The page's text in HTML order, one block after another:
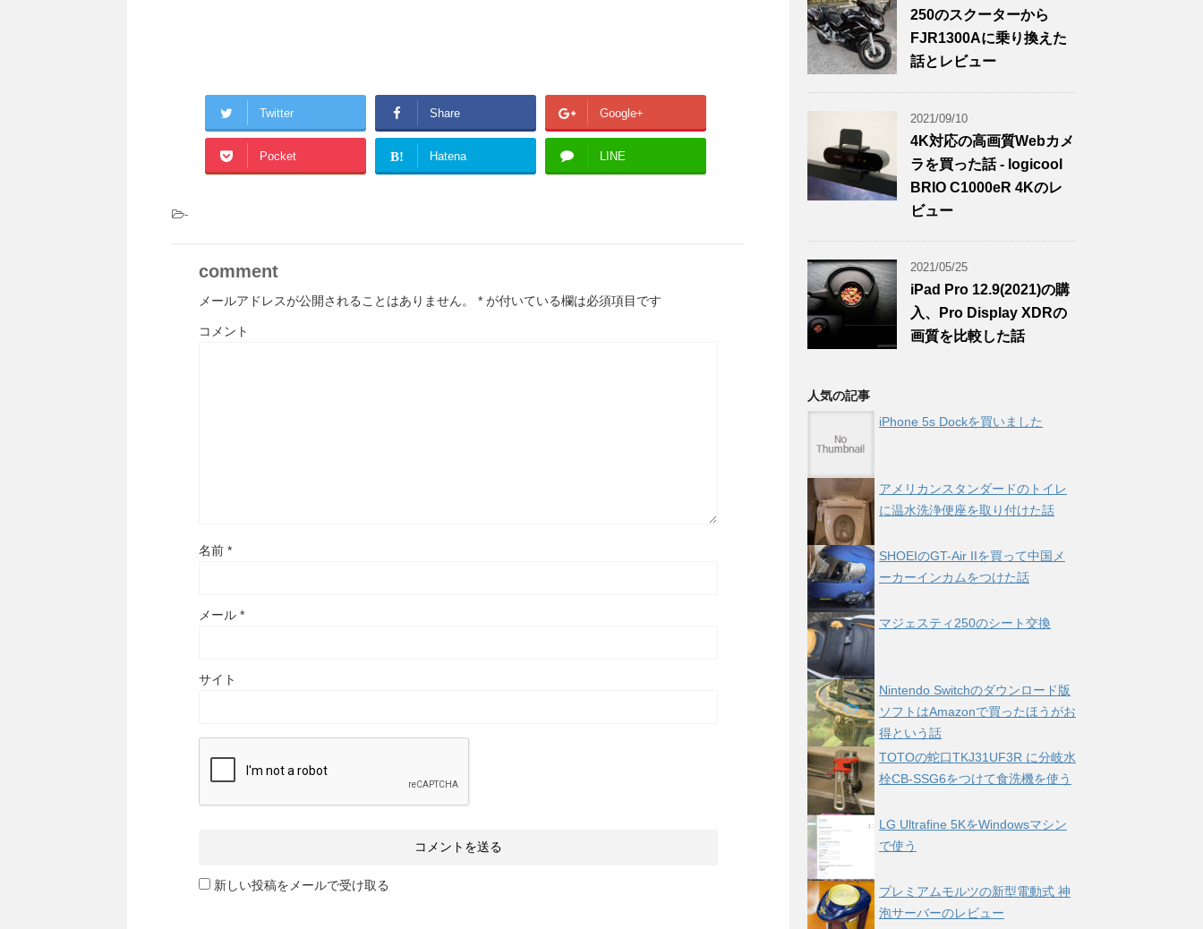
Twitter Share Google+
Pocket B! Hatena LINE
-
comment
メールアドレスが公開されることはありません。 * が付いている欄は必須項目です
コメント
名前 *
メール *
サイト
新しい投稿をメールで受け取る
250のスクーターから
FJR1300Aに乗り換えた
話とレビュー
2021/09/10
4K対応の高画質Webカメ
ラを買った話 - logicool
BRIO C1000eR 4Kのレ
ビュー
2021/05/25
iPad Pro 12.9(2021)の購
入、Pro Display XDRの
画質を比較した話
人気の記事
iPhone 5s Dockを買いました
アメリカンスタンダードのトイレ
に温水洗浄便座を取り付けた話
SHOEIのGT-Air IIを買って中国メ
ーカーインカムをつけた話
マジェスティ250のシート交換
Nintendo Switchのダウンロード版
ソフトはAmazonで買ったほうがお
得という話
TOTOの蛇口TKJ31UF3R に分岐水
栓CB-SSG6をつけて食洗機を使う
LG Ultrafine 5KをWindowsマシン
で使う
プレミアムモルツの新型電動式 神
泡サーバーのレビュー